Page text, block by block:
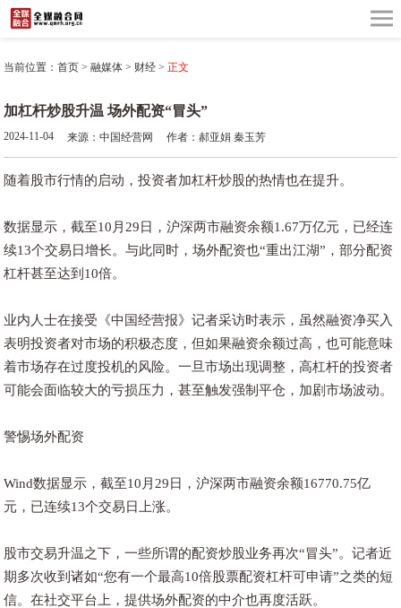
当前位置：首页 >融媒体 > 财经 >正文
加杠杆炒股升温 场外配资“冒头”
2024-11-04 来源：中国经营网 作者：郝亚娟 秦玉芳
随着股市行情的启动，投资者加杠杆炒股的热情也在提升。
数据显示，截至10月29日，沪深两市融资余额1.67万亿元，已经连
续13个交易日增长。与此同时，场外配资也“重出江湖”，部分配资
杠杆甚至达到10倍。
业内人士在接受《中国经营报》记者采访时表示，虽然融资净买入
表明投资者对市场的积极态度，但如果融资余额过高，也可能意味
着市场存在过度投机的风险。一旦市场出现调整，高杠杆的投资者
可能会面临较大的亏损压力，甚至触发强制平仓，加剧市场波动。
警惕场外配资
Wind数据显示，截至10月29日，沪深两市融资余额16770.75亿
元，已连续13个交易日上涨。
股市交易升温之下，一些所谓的配资炒股业务再次“冒头”。记者近
期多次收到诸如“您有一个最高10倍股票配资杠杆可申请”之类的短
信。在社交平台上，提供场外配资的中介也再度活跃。